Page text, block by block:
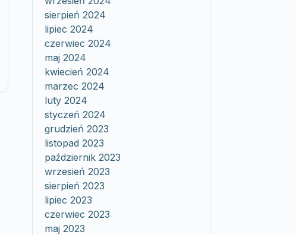
sierpień 2024
lipiec 2024
czerwiec 2024
maj 2024
kwiecień 2024
marzec 2024
luty 2024
styczeń 2024
grudzień 2023
listopad 2023
październik 2023
wrzesień 2023
sierpień 2023
lipiec 2023
czerwiec 2023
maj 2023